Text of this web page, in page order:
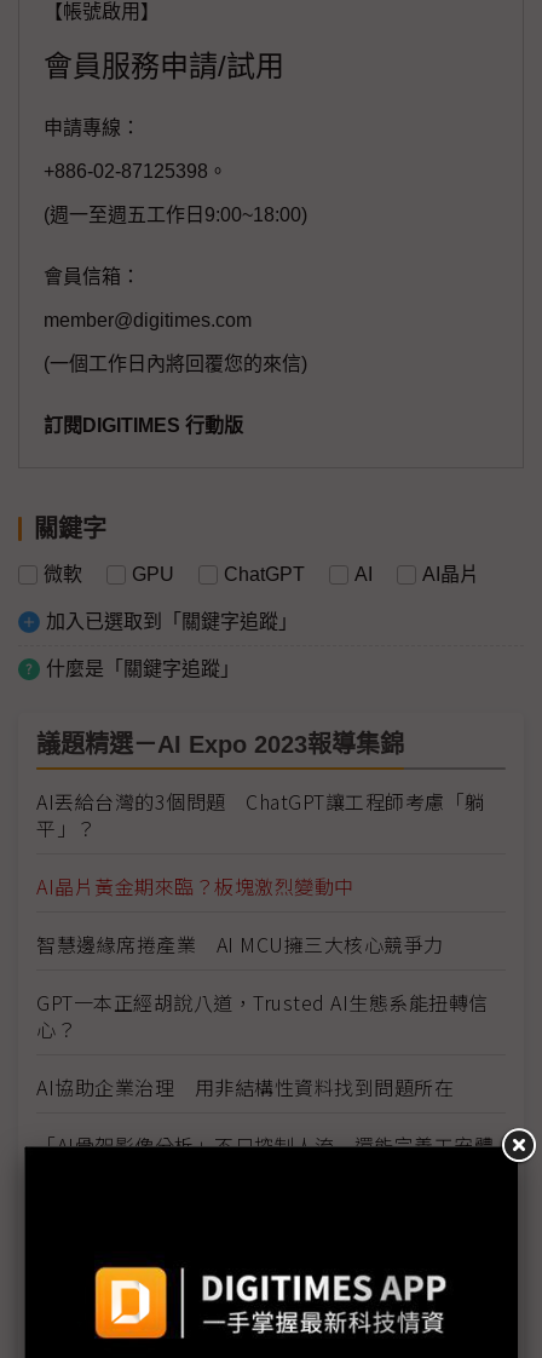
【帳號啟用】
會員服務申請/試用
申請專線：
+886-02-87125398。
(週一至週五工作日9:00~18:00)
會員信箱：
member@digitimes.com
(一個工作日內將回覆您的來信)
訂閱DIGITIMES 行動版
關鍵字
微軟 GPU ChatGPT AI AI晶片
加入已選取到「關鍵字追蹤」
什麼是「關鍵字追蹤」
議題精選－AI Expo 2023報導集錦
AI丟給台灣的3個問題 ChatGPT讓工程師考慮「躺
平」？
AI晶片黃金期來臨？板塊激烈變動中
智慧邊緣席捲產業 AI MCU擁三大核心競爭力
GPT一本正經胡說八道，Trusted AI生態系能扭轉信
心？
AI協助企業治理 用非結構性資料找到問題所在
「AI骨架影像分析」不只控制人流 還能完善工安體
生成式AI個性、面貌大不同，AWS主打創作輔助
AI虛擬人技術 金融領域導入快